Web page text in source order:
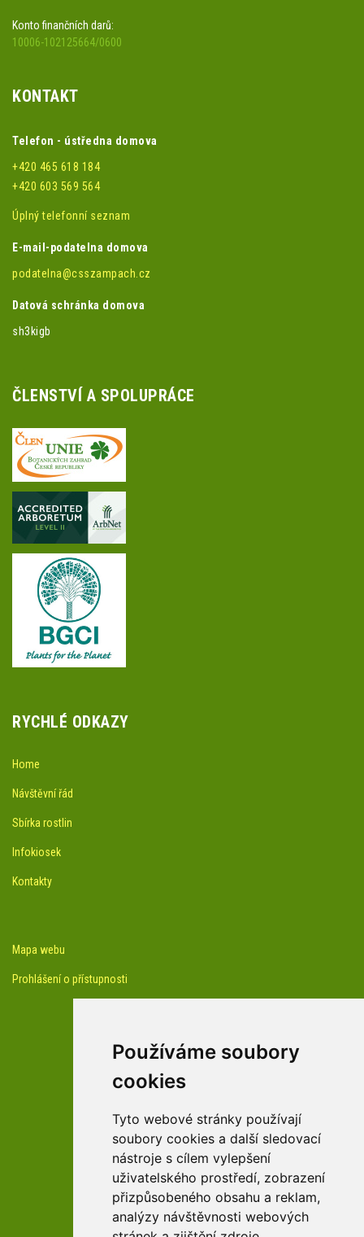
Používáme soubory
cookies
Tyto webové stránky používají
soubory cookies a další sledovací
nástroje s cílem vylepšení
uživatelského prostředí, zobrazení
přizpůsobeného obsahu a reklam,
analýzy návštěvnosti webových
Konto finančních darů:
10006-102125664/0600
KONTAKT
Telefon - ústředna domova
+420 465 618 184
+420 603 569 564
Úplný telefonní seznam
E-mail-podatelna domova
podatelna@csszampach.cz
Datová schránka domova
sh3kigb
ČLENSTVÍ A SPOLUPRÁCE
RYCHLÉ ODKAZY
Home
Návštěvní řád
Sbírka rostlin
Infokiosek
Kontakty
Mapa webu
Prohlášení o přístupnosti
Youtube kanál arboreta